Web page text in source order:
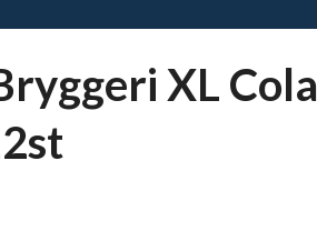
XL Cola